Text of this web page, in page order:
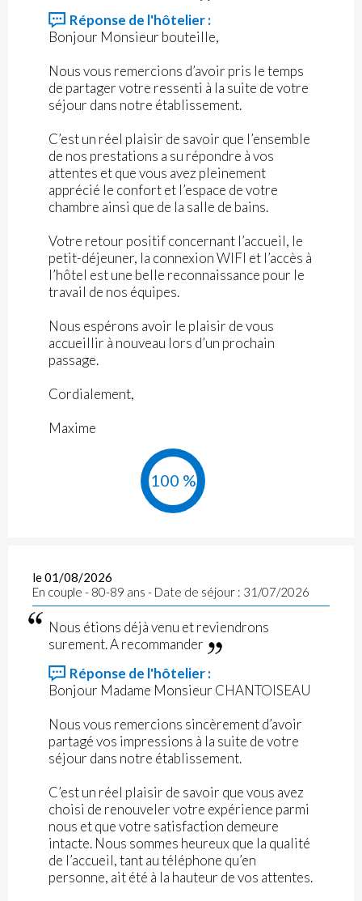
Réponse de l'hôtelier :
Bonjour Monsieur bouteille,
Nous vous remercions d’avoir pris le temps
de partager votre ressenti à la suite de votre
séjour dans notre établissement.
C’est un réel plaisir de savoir que l’ensemble
de nos prestations a su répondre à vos
attentes et que vous avez pleinement
apprécié le confort et l’espace de votre
chambre ainsi que de la salle de bains.
Votre retour positif concernant l’accueil, le
petit-déjeuner, la connexion WIFI et l’accès à
l’hôtel est une belle reconnaissance pour le
travail de nos équipes.
Nous espérons avoir le plaisir de vous
accueillir à nouveau lors d’un prochain
passage.
Cordialement,
Maxime
100 %
le 01/08/2026
En couple - 80-89 ans - Date de séjour : 31/07/2026
Nous étions déjà venu et reviendrons
surement. A recommander
Réponse de l'hôtelier :
Bonjour Madame Monsieur CHANTOISEAU
Nous vous remercions sincèrement d’avoir
partagé vos impressions à la suite de votre
séjour dans notre établissement.
C’est un réel plaisir de savoir que vous avez
choisi de renouveler votre expérience parmi
nous et que votre satisfaction demeure
intacte. Nous sommes heureux que la qualité
de l’accueil, tant au téléphone qu’en
personne, ait été à la hauteur de vos attentes.